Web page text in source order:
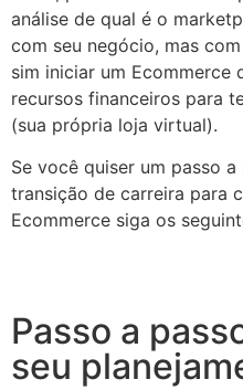
análise de qual é o
com seu negócio, mas
sim iniciar um Ecommerce
recursos financeiros para
(sua própria loja virtual).
Se você quiser um passo
transição de carreira para
Ecommerce siga os
Passo a
seu